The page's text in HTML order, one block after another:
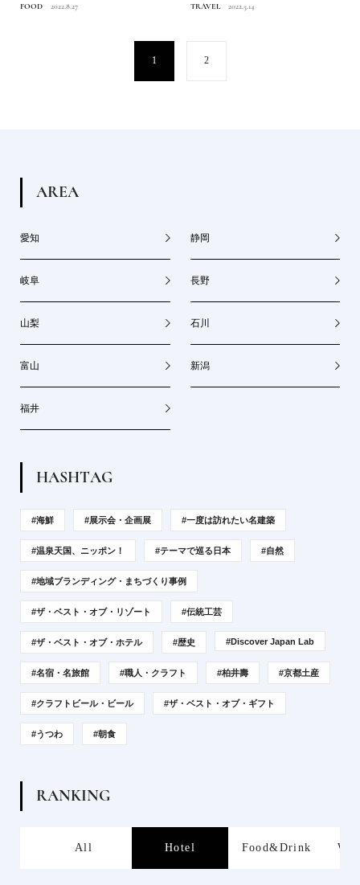
FOOD 2022.8.27 TRAVEL 2022.5.14
1 2
AREA
愛知 静岡
岐阜 長野
山梨 石川
富山 新潟
福井
HASHTAG
#海鮮 #展示会・企画展 #一度は訪れたい名建築
#温泉天国、ニッポン！ #テーマで巡る日本 #自然
#地域ブランディング・まちづくり事例
#ザ・ベスト・オブ・リゾート #伝統工芸
#ザ・ベスト・オブ・ホテル #歴史 #Discover Japan Lab
#名宿・名旅館 #職人・クラフト #柏井壽 #京都土産
#クラフトビール・ビール #ザ・ベスト・オブ・ギフト
#うつわ #朝食
RANKING
All Hotel Food&Drink